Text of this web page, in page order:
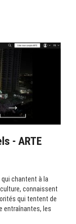
- ARTE
chantent à la
connaissent
qui tentent de
entraînantes, les